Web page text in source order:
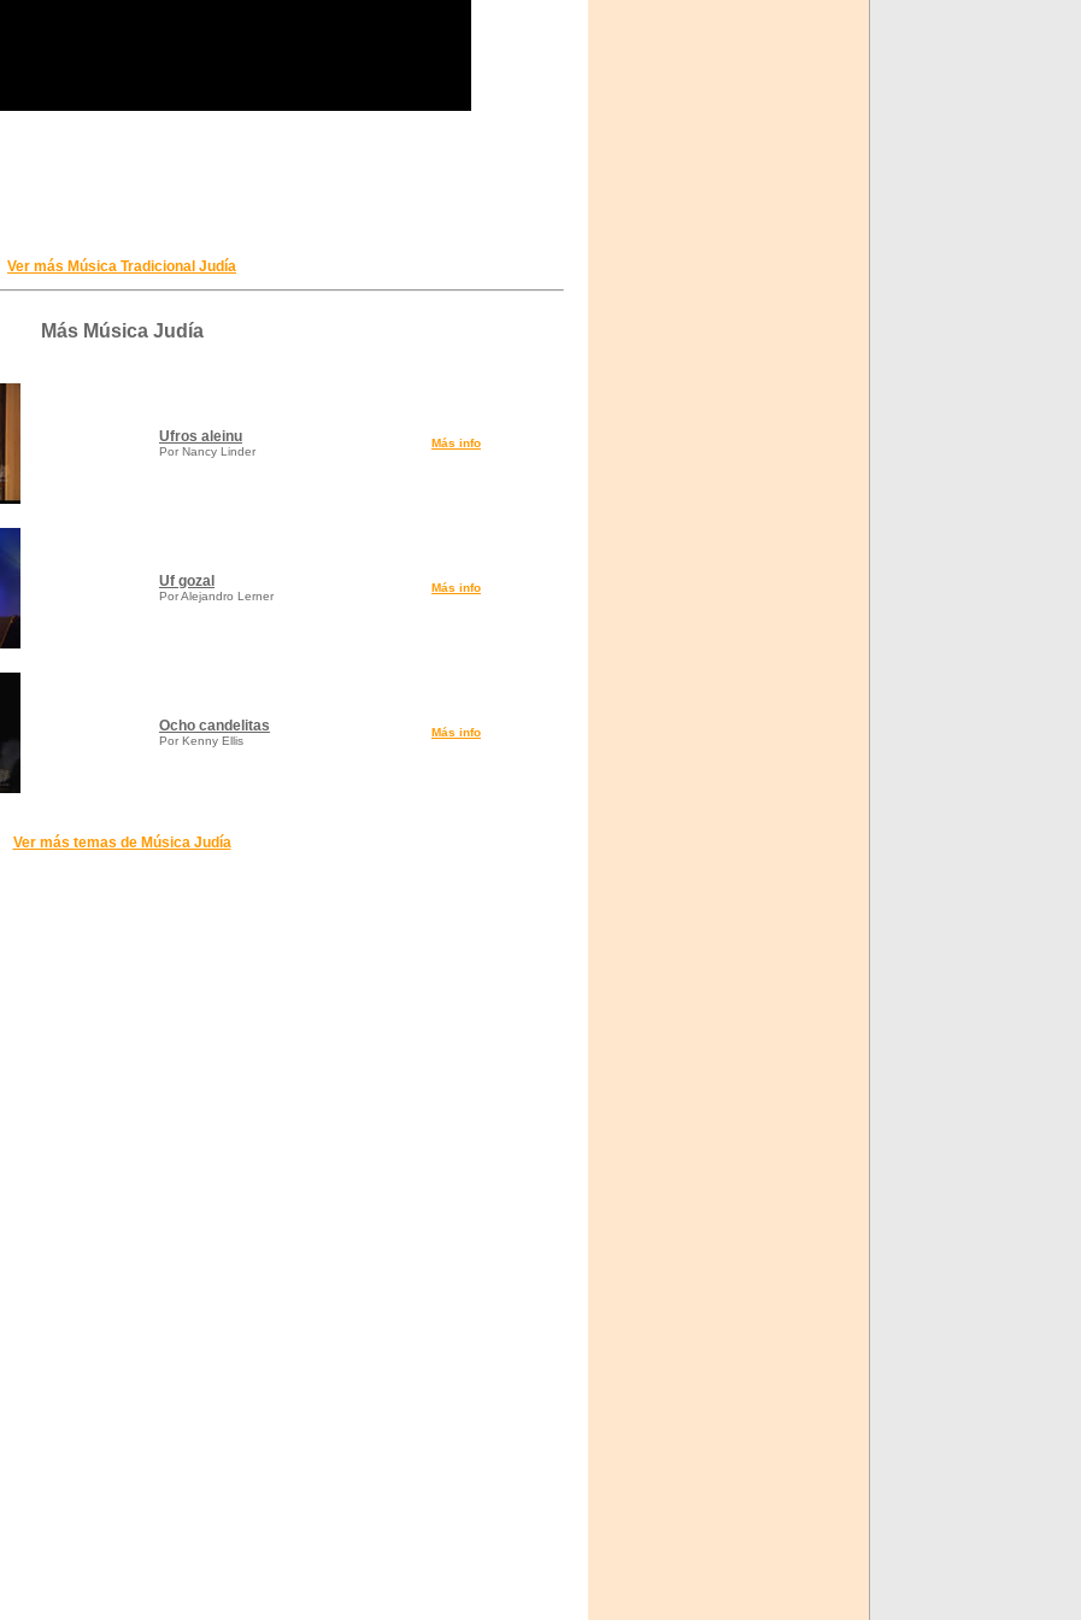
Ver más Música Tradicional Judía
Más Música Judía
Ufros aleinu
Por Nancy Linder
Más info
Uf gozal
Por Alejandro Lerner
Más info
Ocho candelitas
Por Kenny Ellis
Más info
Ver más temas de Música Judía